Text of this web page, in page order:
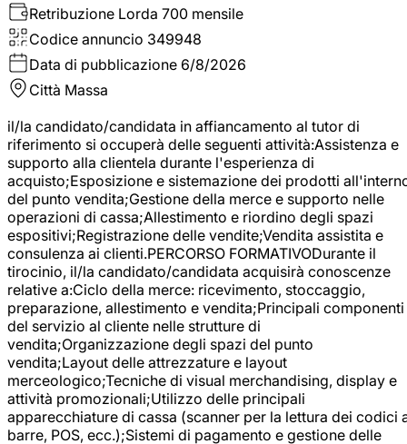
Retribuzione Lorda 700 mensile
Codice annuncio 349948
Data di pubblicazione 6/8/2026
Città Massa
il/la candidato/candidata in affiancamento al tutor di
riferimento si occuperà delle seguenti attività:Assistenza e
supporto alla clientela durante l'esperienza di
acquisto;Esposizione e sistemazione dei prodotti
del punto vendita;Gestione della merce e supporto nelle
operazioni di cassa;Allestimento e riordino degli spazi
espositivi;Registrazione delle vendite;Vendita assistita e
consulenza ai clienti.PERCORSO FORMATIVODurante il
tirocinio, il/la candidato/candidata acquisirà conoscenze
relative a:Ciclo della merce: ricevimento, stoccaggio,
preparazione, allestimento e vendita;Principali componenti
del servizio al cliente nelle strutture di
vendita;Organizzazione degli spazi del punto
vendita;Layout delle attrezzature e layout
merceologico;Tecniche di visual merchandising, display e
attività promozionali;Utilizzo delle principali
apparecchiature di cassa (scanner per la lettura dei codici
barre, POS, ecc.);Sistemi di pagamento e gestione delle